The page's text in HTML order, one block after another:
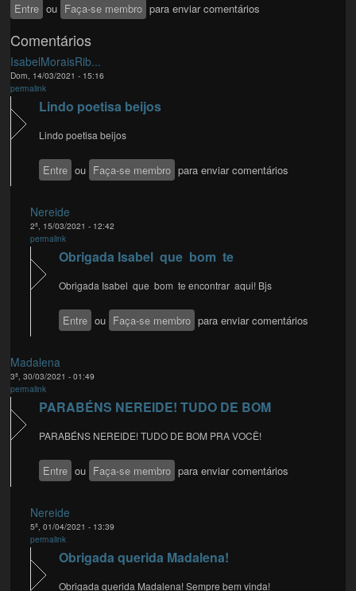
Entre ou Faça-se membro para enviar comentários
Comentários
IsabelMoraisRib...
Dom, 14/03/2021 - 15:16
permalink
Lindo poetisa beijos
Lindo poetisa beijos
Entre ou Faça-se membro para enviar comentários
Nereide
2ª, 15/03/2021 - 12:42
permalink
Obrigada Isabel que bom te
Obrigada Isabel que bom te encontrar aqui! Bjs
Entre ou Faça-se membro para enviar comentários
Madalena
3ª, 30/03/2021 - 01:49
permalink
PARABÉNS NEREIDE! TUDO DE BOM
PARABÉNS NEREIDE! TUDO DE BOM PRA VOCÊ!
Entre ou Faça-se membro para enviar comentários
Nereide
5ª, 01/04/2021 - 13:39
permalink
Obrigada querida Madalena!
Obrigada querida Madalena! Sempre bem vinda!